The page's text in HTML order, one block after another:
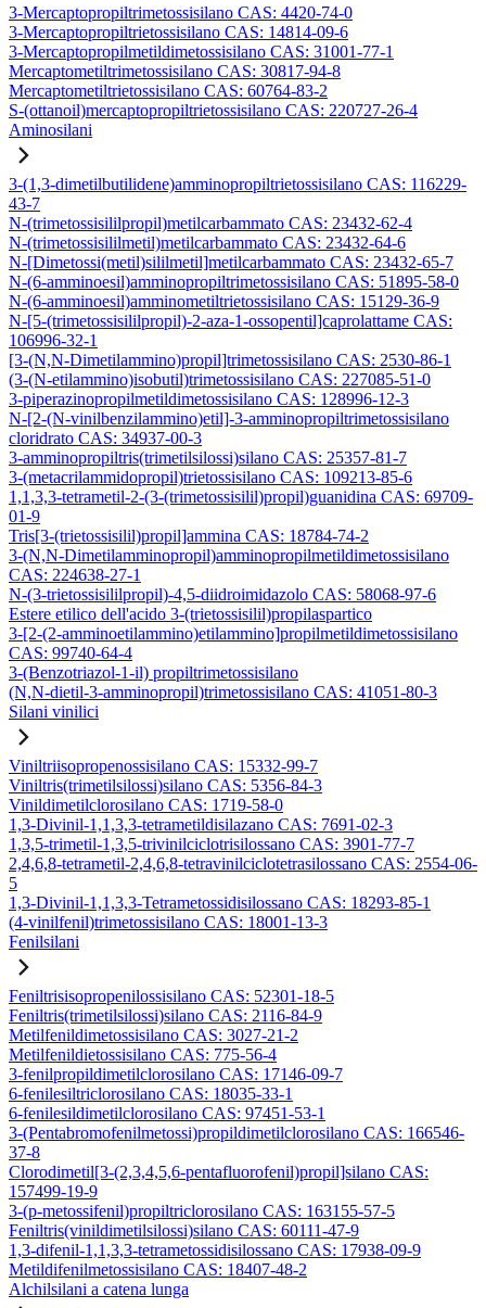
3-Mercaptopropiltrimetossisilano CAS: 4420-74-0
3-Mercaptopropiltrietossisilano CAS: 14814-09-6
3-Mercaptopropilmetildimetossisilano CAS: 31001-77-1
Mercaptometiltrimetossisilano CAS: 30817-94-8
Mercaptometiltrietossisilano CAS: 60764-83-2
S-(ottanoil)mercaptopropiltrietossisilano CAS: 220727-26-4
Aminosilani
3-(1,3-dimetilbutilidene)amminopropiltrietossisilano CAS: 116229-
43-7
N-(trimetossisililpropil)metilcarbammato CAS: 23432-62-4
N-(trimetossisililmetil)metilcarbammato CAS: 23432-64-6
N-[Dimetossi(metil)sililmetil]metilcarbammato CAS: 23432-65-7
N-(6-amminoesil)amminopropiltrimetossisilano CAS: 51895-58-0
N-(6-amminoesil)amminometiltrietossisilano CAS: 15129-36-9
N-[5-(trimetossisililpropil)-2-aza-1-ossopentil]caprolattame CAS:
106996-32-1
[3-(N,N-Dimetilammino)propil]trimetossisilano CAS: 2530-86-1
(3-(N-etilammino)isobutil)trimetossisilano CAS: 227085-51-0
3-piperazinopropilmetildimetossisilano CAS: 128996-12-3
N-[2-(N-vinilbenzilammino)etil]-3-amminopropiltrimetossisilano
cloridrato CAS: 34937-00-3
3-amminopropiltris(trimetilsilossi)silano CAS: 25357-81-7
3-(metacrilammidopropil)trietossisilano CAS: 109213-85-6
1,1,3,3-tetrametil-2-(3-(trimetossisilil)propil)guanidina CAS: 69709-
01-9
Tris[3-(trietossisilil)propil]ammina CAS: 18784-74-2
3-(N,N-Dimetilamminopropil)amminopropilmetildimetossisilano
CAS: 224638-27-1
N-(3-trietossisililpropil)-4,5-diidroimidazolo CAS: 58068-97-6
Estere etilico dell'acido 3-(trietossisilil)propilaspartico
3-[2-(2-amminoetilammino)etilammino]propilmetildimetossisilano
CAS: 99740-64-4
3-(Benzotriazol-1-il) propiltrimetossisilano
(N,N-dietil-3-amminopropil)trimetossisilano CAS: 41051-80-3
Silani vinilici
Viniltriisopropenossisilano CAS: 15332-99-7
Viniltris(trimetilsilossi)silano CAS: 5356-84-3
Vinildimetilclorosilano CAS: 1719-58-0
1,3-Divinil-1,1,3,3-tetrametildisilazano CAS: 7691-02-3
1,3,5-trimetil-1,3,5-trivinilciclotrisilossano CAS: 3901-77-7
2,4,6,8-tetrametil-2,4,6,8-tetravinilciclotetrasilossano CAS: 2554-06-
5
1,3-Divinil-1,1,3,3-Tetrametossidisilossano CAS: 18293-85-1
(4-vinilfenil)trimetossisilano CAS: 18001-13-3
Fenilsilani
Feniltrisisopropenilossisilano CAS: 52301-18-5
Feniltris(trimetilsilossi)silano CAS: 2116-84-9
Metilfenildimetossisilano CAS: 3027-21-2
Metilfenildietossisilano CAS: 775-56-4
3-fenilpropildimetilclorosilano CAS: 17146-09-7
6-fenilesiltriclorosilano CAS: 18035-33-1
6-fenilesildimetilclorosilano CAS: 97451-53-1
3-(Pentabromofenilmetossi)propildimetilclorosilano CAS: 166546-
37-8
Clorodimetil[3-(2,3,4,5,6-pentafluorofenil)propil]silano CAS:
157499-19-9
3-(p-metossifenil)propiltriclorosilano CAS: 163155-57-5
Feniltris(vinildimetilsilossi)silano CAS: 60111-47-9
1,3-difenil-1,1,3,3-tetrametossidisilossano CAS: 17938-09-9
Metildifenilmetossisilano CAS: 18407-48-2
Alchilsilani a catena lunga